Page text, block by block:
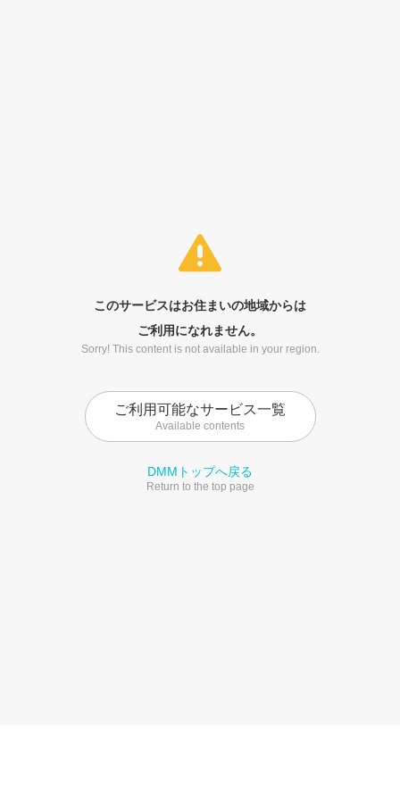
このサービスはお住まいの地域からは
ご利用になれません。
Sorry! This content is not available in your region.
ご利用可能なサービス一覧
Available contents
DMMトップへ戻る
Return to the top page